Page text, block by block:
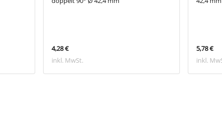
4,28 €
inkl. MwSt.
5,78 €
inkl.